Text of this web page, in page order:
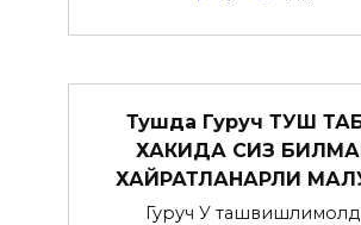
Тушда Гуруч ТУШ
ХАКИДА СИЗ
ХАЙРАТЛАНАРЛИ
Гуруч У